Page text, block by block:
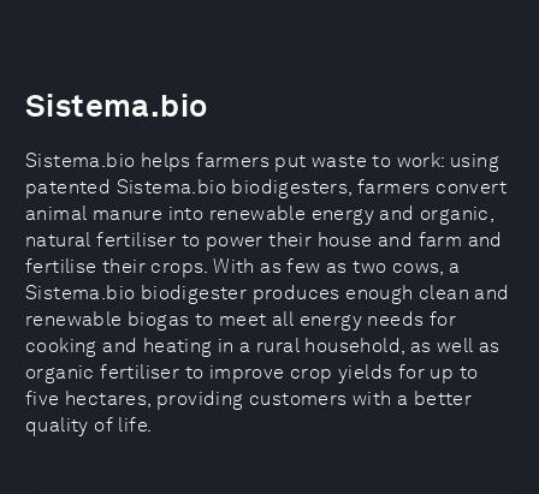
Sistema.bio
Sistema.bio helps farmers put waste to work: using
patented Sistema.bio biodigesters, farmers convert
animal manure into renewable energy and organic,
natural fertiliser to power their house and farm and
fertilise their crops. With as few as two cows, a
Sistema.bio biodigester produces enough clean and
renewable biogas to meet all energy needs for
cooking and heating in a rural household, as well as
organic fertiliser to improve crop yields for up to
five hectares, providing customers with a better
quality of life.